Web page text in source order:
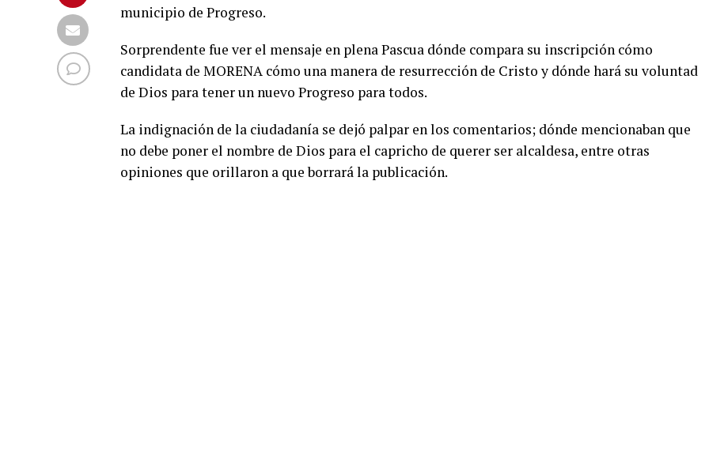
municipio de Progreso.
Sorprendente fue ver el mensaje en plena Pascua dónde compara su inscripción cómo
candidata de MORENA cómo una manera de resurrección de Cristo y dónde hará su voluntad
de Dios para tener un nuevo Progreso para todos.
La indignación de la ciudadanía se dejó palpar en los comentarios; dónde mencionaban que
no debe poner el nombre de Dios para el capricho de querer ser alcaldesa, entre otras
opiniones que orillaron a que borrará la publicación.